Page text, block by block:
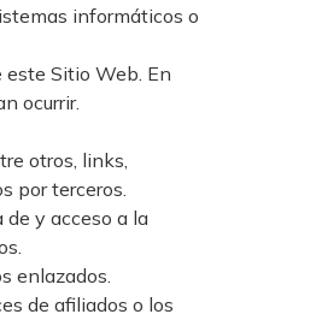
informáticos o
este Sitio Web. En
ocurrir.
otros, links,
por terceros.
y acceso a la
enlazados.
de afiliados o los